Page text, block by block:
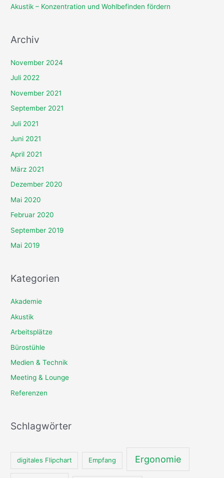
h
Akustik – Konzentration und Wohlbefinden fördern
Archiv
November 2024
Juli 2022
November 2021
September 2021
Juli 2021
Juni 2021
April 2021
März 2021
Dezember 2020
Mai 2020
Februar 2020
September 2019
Mai 2019
Kategorien
Akademie
Akustik
Arbeitsplätze
Bürostühle
Medien & Technik
Meeting & Lounge
Referenzen
Schlagwörter
digitales Flipchart Empfang Ergonomie